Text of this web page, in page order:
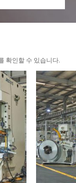
확인할 수 있습니다.